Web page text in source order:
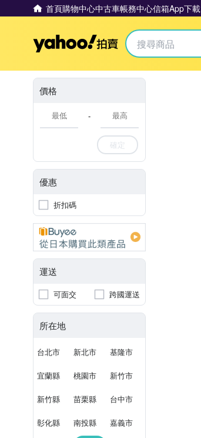
首頁購物中心中古車帳務中心信箱App下載
Yahoo拍賣
價格
-
確定
優惠
折扣碼
運送
可面交 跨國運送
所在地
台北市 新北市 基隆市
宜蘭縣 桃園市 新竹市
新竹縣 苗栗縣 台中市
彰化縣 南投縣 嘉義市